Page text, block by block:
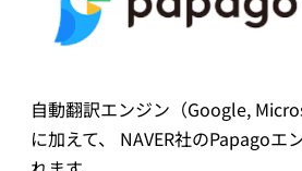
自動翻訳エンジン（Google,
に加えて、 NAVER社のPapagoエ